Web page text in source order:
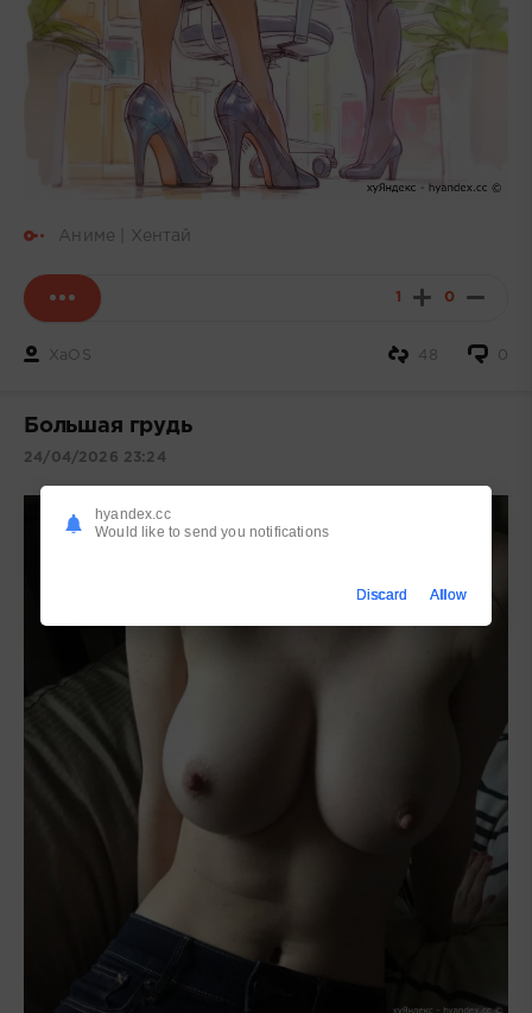
Аниме | Хентай
1 0
XaOS 0
48
Большая грудь
24/04/2026 23:24
hyandex.cc
Would like to send you notifications
Discard Allow